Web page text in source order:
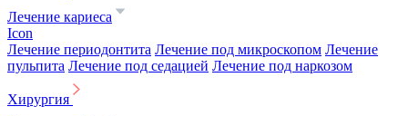
Лечение кариеса
Icon
Лечение периодонтита Лечение под микроскопом Лечение
пульпита Лечение под седацией Лечение под наркозом
Хирургия